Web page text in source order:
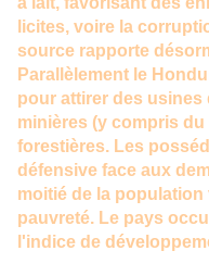
licites, voire la
source rapporte
Parallèlement le
pour attirer des usines
minières (y compris
forestières. Les
défensive face aux
moitié de la
pauvreté. Le pays
l'indice de